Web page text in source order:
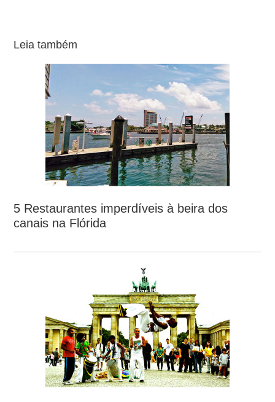
Leia também
5 Restaurantes imperdíveis à beira dos
canais na Flórida